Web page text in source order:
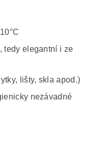
tedy elegantní i ze
lišty, skla apod.)
nezávadné